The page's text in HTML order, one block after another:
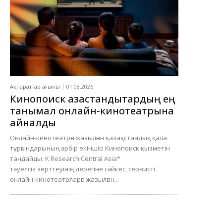
Ақпараттар ағыны 01.08.2026
Кинопоиск қазақстандықтардың ең
танымал онлайн-кинотеатрына
айналды
Онлайн-кинотеатрға жазылған қазақстандық қала
тұрғындарының әрбір екіншісі Кинопоиск қызметін
таңдайды. K Research Central Asia*
тәуелсіз зерттеуінің дерегіне сәйкес, сервисті
онлайн-кинотеатрларға жазылған...